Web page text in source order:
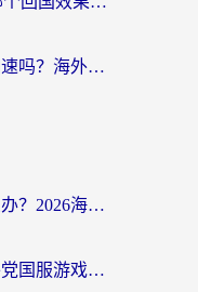
在国外用加速器对国内能加速吗？海外党亲测有效的无缝访问指南
国外战双帕弥什延迟高怎么办？2026海外畅玩国服游戏终极指南（附实测工具推荐）
台湾怎么玩永恒联盟？海外党国服游戏加速器选择全攻略（附3大热门游戏实测）